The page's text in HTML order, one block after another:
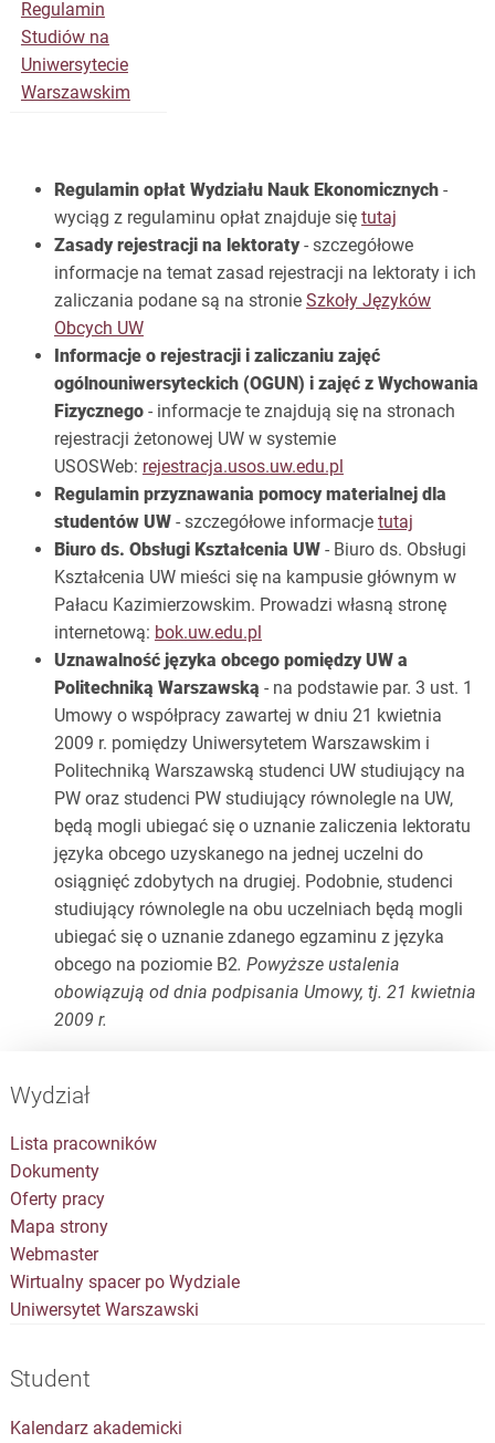
Regulamin
Studiów na
Uniwersytecie
Warszawskim
Regulamin opłat Wydziału Nauk Ekonomicznych-
wyciąg z regulaminu opłat znajduje się tutaj
Zasady rejestracji na lektoraty- szczegółowe
informacje na temat zasad rejestracji na lektoraty i ich
zaliczania podane są na stronie Szkoły Języków
Obcych UW
Informacje o rejestracji i zaliczaniu zajęć
ogólnouniwersyteckich (OGUN) i zajęć z Wychowania
Fizycznego- informacje te znajdują się na stronach
rejestracji żetonowej UW w systemie
USOSWeb: rejestracja.usos.uw.edu.pl
Regulamin przyznawania pomocy materialnej dla
studentów UW- szczegółowe informacje tutaj
Biuro ds. Obsługi Kształcenia UW- Biuro ds. Obsługi
Kształcenia UW mieści się na kampusie głównym w
Pałacu Kazimierzowskim. Prowadzi własną stronę
internetową: bok.uw.edu.pl
Uznawalność języka obcego pomiędzy UW a
Politechniką Warszawską - na podstawie par. 3 ust. 1
Umowy o współpracy zawartej w dniu 21 kwietnia
2009 r. pomiędzy Uniwersytetem Warszawskim i
Politechniką Warszawską studenci UW studiujący na
PW oraz studenci PW studiujący równolegle na UW,
będą mogli ubiegać się o uznanie zaliczenia lektoratu
języka obcego uzyskanego na jednej uczelni do
osiągnięć zdobytych na drugiej. Podobnie, studenci
studiujący równolegle na obu uczelniach będą mogli
ubiegać się o uznanie zdanego egzaminu z języka
obcego na poziomie B2. Powyższe ustalenia
obowiązują od dnia podpisania Umowy, tj. 21 kwietnia
2009 r.
Wydział
Lista pracowników
Dokumenty
Oferty pracy
Mapa strony
Webmaster
Wirtualny spacer po Wydziale
Uniwersytet Warszawski
Student
Kalendarz akademicki